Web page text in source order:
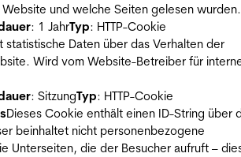
und welche Seiten gelesen wurden.
: 1 JahrTyp: HTTP-Cookie
statistische Daten über das Verhalten der
Wird vom Website-Betreiber für
: SitzungTyp: HTTP-Cookie
Dieses Cookie enthält einen ID-String über
beinhaltet nicht personenbezogene
Unterseiten, die der Besucher aufruft –